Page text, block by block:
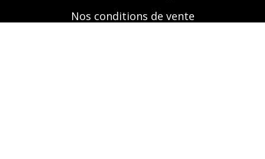
Nos conditions de vente